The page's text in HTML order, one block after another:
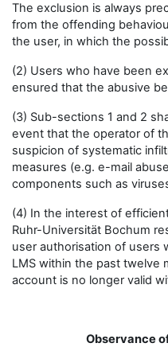
The exclusion is always
from the offending
the user, in which the
(2) Users who have been
ensured that the abusive
(3) Sub-sections 1 and 2
event that the operator of
suspicion of systematic
measures (e.g. e-mail
components such as
(4) In the interest of
Ruhr-Universität Bochum
user authorisation of users
LMS within the past twelve
account is no longer valid
Observance